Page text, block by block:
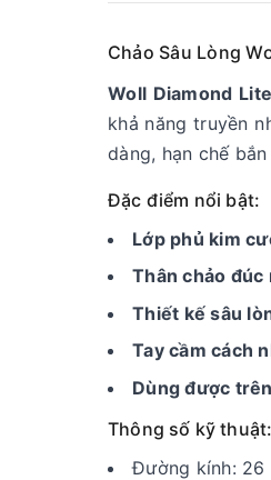
Chảo Sâu Lòng
Woll Diamond Lite
khả năng truyền
dàng, hạn chế
Đặc điểm nổi bật:
Lớp phủ kim
Thân chảo đúc
Thiết kế sâu
Tay cầm cách
Dùng được
Thông số kỹ thuật:
Đường kính: 26